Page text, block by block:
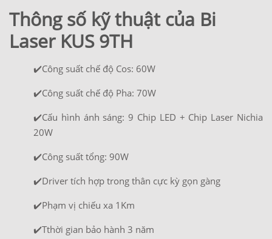
Thông số kỹ thuật của Bi
Laser KUS 9TH
✔️Công suất chế độ Cos: 60W
✔️Công suất chế độ Pha: 70W
✔️Cấu hình ánh sáng: 9 Chip LED + Chip Laser Nichia
20W
✔️Công suất tổng: 90W
✔️Driver tích hợp trong thân cực kỳ gọn gàng
✔️Phạm vị chiếu xa 1Km
✔️Tthời gian bảo hành 3 năm